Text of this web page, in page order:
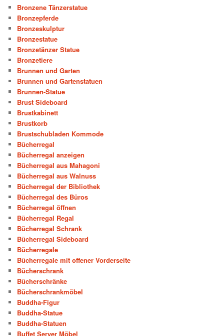
Bronzene Tänzerstatue
Bronzepferde
Bronzeskulptur
Bronzestatue
Bronzetänzer Statue
Bronzetiere
Brunnen und Garten
Brunnen und Gartenstatuen
Brunnen-Statue
Brust Sideboard
Brustkabinett
Brustkorb
Brustschubladen Kommode
Bücherregal
Bücherregal anzeigen
Bücherregal aus Mahagoni
Bücherregal aus Walnuss
Bücherregal der Bibliothek
Bücherregal des Büros
Bücherregal öffnen
Bücherregal Regal
Bücherregal Schrank
Bücherregal Sideboard
Bücherregale
Bücherregale mit offener Vorderseite
Bücherschrank
Bücherschränke
Bücherschrankmöbel
Buddha-Figur
Buddha-Statue
Buddha-Statuen
Buffet Server Möbel